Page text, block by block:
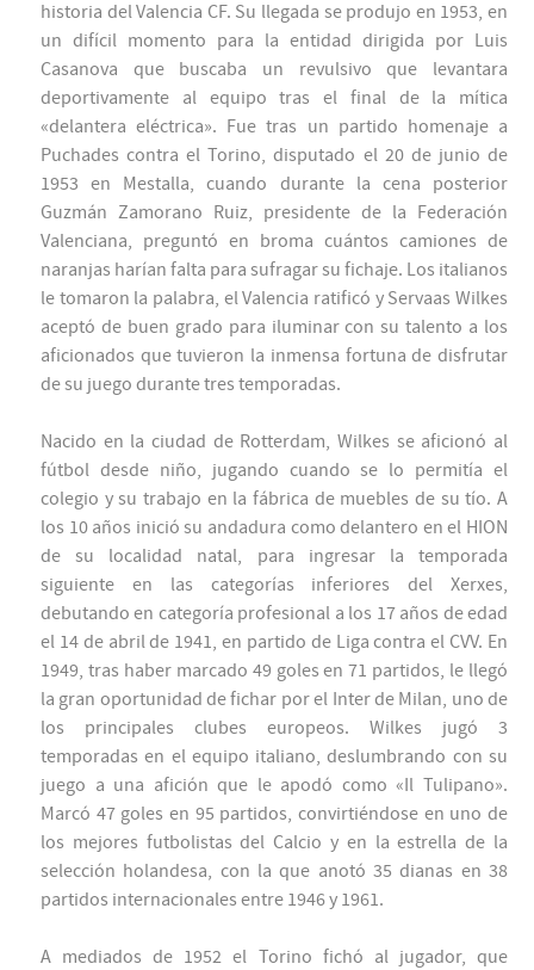
historia del Valencia CF. Su llegada se produjo en 1953, en
un difícil momento para la entidad dirigida por Luis
Casanova que buscaba un revulsivo que levantara
deportivamente al equipo tras el final de la mítica
«delantera eléctrica». Fue tras un partido homenaje a
Puchades contra el Torino, disputado el 20 de junio de
1953 en Mestalla, cuando durante la cena posterior
Guzmán Zamorano Ruiz, presidente de la Federación
Valenciana, preguntó en broma cuántos camiones de
naranjas harían falta para sufragar su fichaje. Los italianos
le tomaron la palabra, el Valencia ratificó y Servaas Wilkes
aceptó de buen grado para iluminar con su talento a los
aficionados que tuvieron la inmensa fortuna de disfrutar
de su juego durante tres temporadas.
Nacido en la ciudad de Rotterdam, Wilkes se aficionó al
fútbol desde niño, jugando cuando se lo permitía el
colegio y su trabajo en la fábrica de muebles de su tío. A
los 10 años inició su andadura como delantero en el HION
de su localidad natal, para ingresar la temporada
siguiente en las categorías inferiores del Xerxes,
debutando en categoría profesional a los 17 años de edad
el 14 de abril de 1941, en partido de Liga contra el CVV. En
1949, tras haber marcado 49 goles en 71 partidos, le llegó
la gran oportunidad de fichar por el Inter de Milan, uno de
los principales clubes europeos. Wilkes jugó 3
temporadas en el equipo italiano, deslumbrando con su
juego a una afición que le apodó como «Il Tulipano».
Marcó 47 goles en 95 partidos, convirtiéndose en uno de
los mejores futbolistas del Calcio y en la estrella de la
selección holandesa, con la que anotó 35 dianas en 38
partidos internacionales entre 1946 y 1961.
A mediados de 1952 el Torino fichó al jugador, que